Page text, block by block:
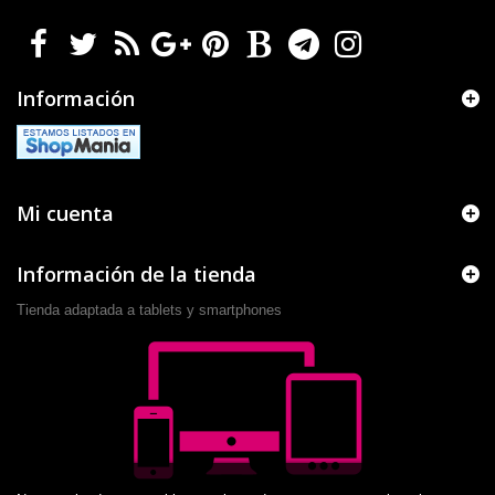
Información
Mi cuenta
Información de la tienda
Tienda adaptada a tablets y smartphones